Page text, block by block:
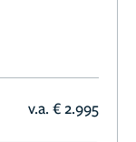
v.a. € 2.995